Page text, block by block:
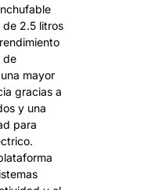
de 2.5 litros
de
mayor
gracias a
y una
para